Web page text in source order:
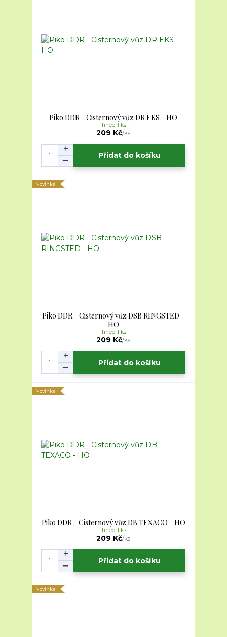
Piko DDR - Cisternový vůz DR EKS - HO
209 Kč/ks
ihned 1 ks
Přidat do košíku
Novinka
Piko DDR - Cisternový vůz DSB RINGSTED -
HO
209 Kč/ks
ihned 1 ks
Přidat do košíku
Novinka
Piko DDR - Cisternový vůz DB TEXACO - HO
209 Kč/ks
ihned 1 ks
Přidat do košíku
Novinka